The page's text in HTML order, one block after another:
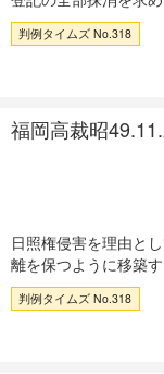
判例タイムズ No.318
福岡高裁昭
日照権侵害を理由と
離を保つように移築
判例タイムズ No.318